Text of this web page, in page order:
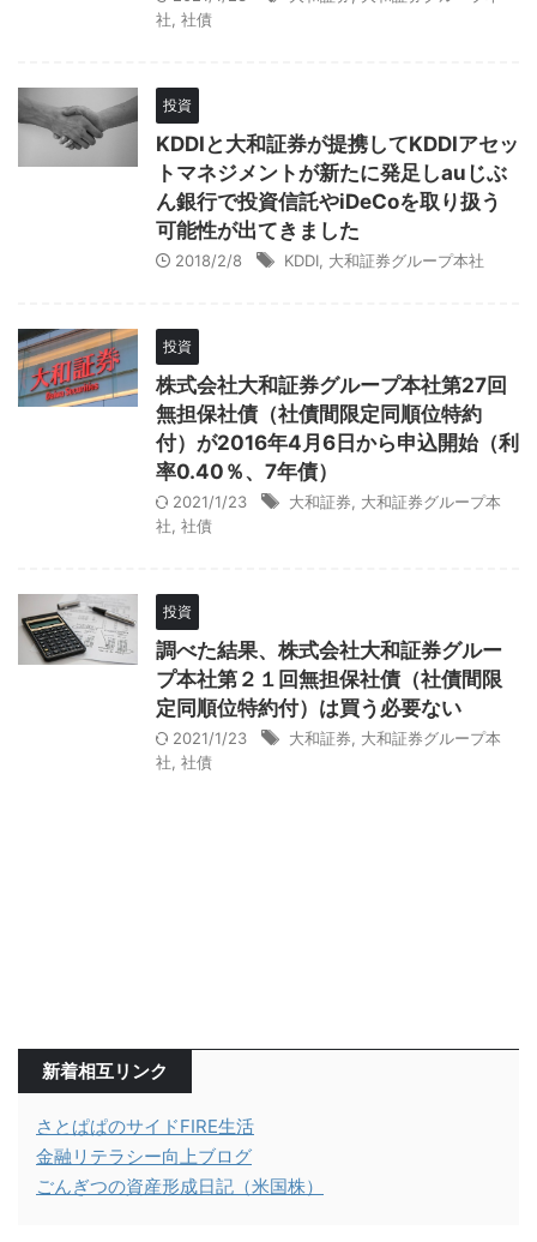
社 社債
投資
KDDIと大和証券が提携してKDDIアセッ
トマネジメントが新たに発足しauじぶ
ん銀行で投資信託やiDeCoを取り扱う
可能性が出てきました
2018/2/8 KDDI 大和証券グループ本社
投資
株式会社大和証券グループ本社第27回
無担保社債（社債間限定同順位特約
付）が2016年4月6日から申込開始（利
率0.40％、7年債）
2021/1/23 大和証券
大和証券グループ本
社 社債
投資
調べた結果、株式会社大和証券グルー
プ本社第２１回無担保社債（社債間限
定同順位特約付）は買う必要ない
2021/1/23 大和証券
大和証券グループ本
社 社債
新着相互リンク
さとぱぱのサイドFIRE生活
金融リテラシー向上ブログ
ごんぎつの資産形成日記（米国株）